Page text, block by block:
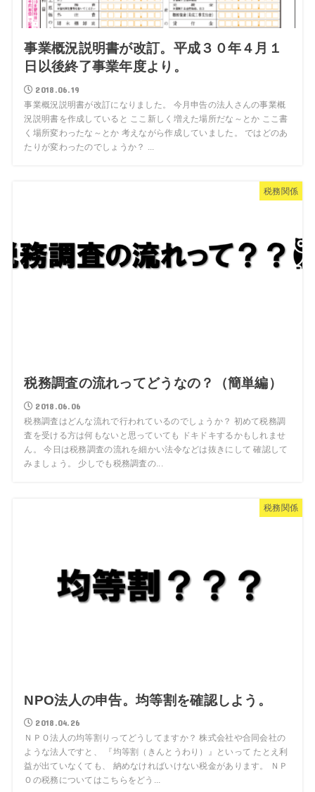
事業概況説明書が改訂。平成３０年４月１
日以後終了事業年度より。
2018.06.19
事業概況説明書が改訂になりました。 今月申告の法人さんの事業概
況説明書を作成していると ここ新しく増えた場所だな～とか ここ書
く場所変わったな～とか 考えながら作成していました。 ではどのあ
たりが変わったのでしょうか？ ...
税務関係
税務調査の流れってどうなの？（簡単編）
2018.06.06
税務調査はどんな流れで行われているのでしょうか？ 初めて税務調
査を受ける方は何もないと思っていても ドキドキするかもしれませ
ん。 今日は税務調査の流れを細かい法令などは抜きにして 確認して
みましょう。 少しでも税務調査の...
税務関係
NPO法人の申告。均等割を確認しよう。
2018.04.26
ＮＰＯ法人の均等割りってどうしてますか？ 株式会社や合同会社の
ような法人ですと、 『均等割（きんとうわり）』といって たとえ利
益が出ていなくても、 納めなければいけない税金があります。 ＮＰ
Ｏの税務についてはこちらをどう...